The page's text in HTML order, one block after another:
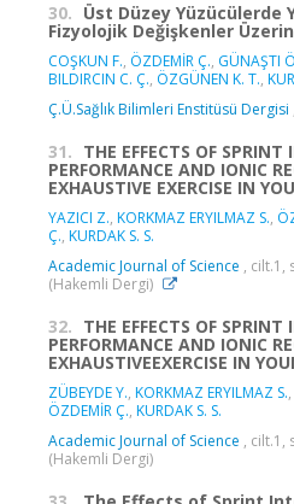
30. Üst Düzey Yüzücülerde
Fizyolojik Değişkenler
COŞKUN F., ÖZDEMİR Ç., GÜNAŞTI
BILDIRCIN C. Ç., ÖZGÜNEN K. T.,
Ç.Ü.Sağlık Bilimleri Enstitüsü Dergisi
31. THE EFFECTS OF
PERFORMANCE AND IONIC
EXHAUSTIVE EXERCISE IN
YAZICI Z., KORKMAZ ERYILMAZ S.,
Ç., KURDAK S. S.
Academic Journal of Science , cilt.1,
(Hakemli Dergi)
32. THE EFFECTS OF
PERFORMANCE AND IONIC
EXHAUSTIVEEXERCISE IN
ZÜBEYDE Y., KORKMAZ ERYILMAZ S.,
ÖZDEMİR Ç., KURDAK S. S.
Academic Journal of Science , cilt.1,
(Hakemli Dergi)